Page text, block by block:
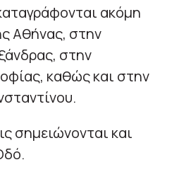
ακόμη
Αθήνας, στην
στην
καθώς και στην
σημειώνονται και